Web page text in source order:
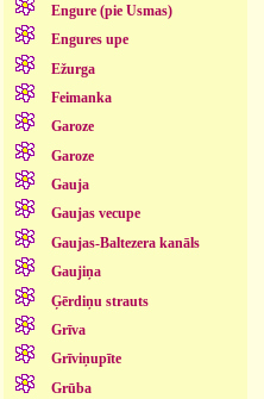
Engure (pie Usmas)
Engures upe
Ežurga
Feimanka
Garoze
Garoze
Gauja
Gaujas vecupe
Gaujas-Baltezera kanāls
Gaujiņa
Ģērdiņu strauts
Grīva
Grīviņupīte
Grūba